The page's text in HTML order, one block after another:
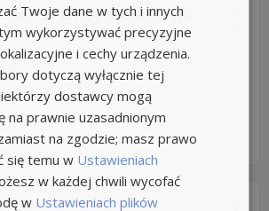
/ Franczyzobiorczyni
- Franczyzobiorcy
Twoje dane w tych i innych
wykorzystywać precyzyjne
i cechy urządzenia.
dotyczą wyłącznie tej
dostawcy mogą
na prawnie uzasadnionym
na zgodzie; masz prawo
się temu w Ustawieniach
w każdej chwili wycofać
w Ustawieniach plików